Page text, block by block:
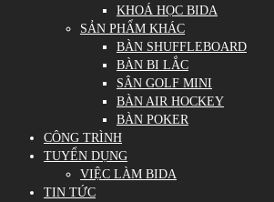
KHOÁ HỌC BIDA
SẢN PHẨM KHÁC
BÀN SHUFFLEBOARD
BÀN BI LẮC
SÂN GOLF MINI
BÀN AIR HOCKEY
BÀN POKER
CÔNG TRÌNH
TUYỂN DỤNG
VIỆC LÀM BIDA
TIN TỨC